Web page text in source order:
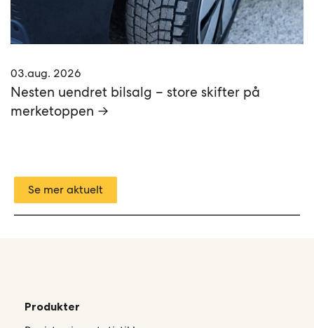
03.aug. 2026
Nesten uendret bilsalg – store skifter på
merketoppen →
Se mer aktuelt
Produkter